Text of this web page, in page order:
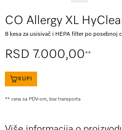
CO Allergy XL
8 kesa za usisivač i HEPA filter po posebnoj
RSD 7.000,00**
KUPI
** cena sa PDV-om, bez transporta